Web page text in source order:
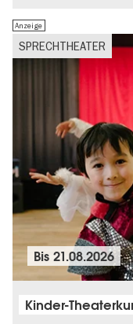
SPRECHTHEATER
Anzeige
Bis21.08.2026
Kinder-